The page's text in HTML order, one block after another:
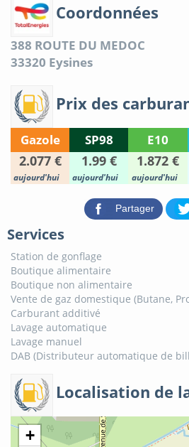
Coordonnées
388 ROUTE DU MEDOC
33320 Eysines
Prix des
Gazole SP98 E10
2.077 € 1.99 € 1.872 €
aujourd'hui aujourd'hui aujourd'hui
Partager
Services
Station de gonflage
Boutique alimentaire
Boutique non alimentaire
Vente de gaz domestique (Butane,
Carburant additivé
Lavage automatique
Lavage manuel
DAB (Distributeur automatique de
Localisation de
+